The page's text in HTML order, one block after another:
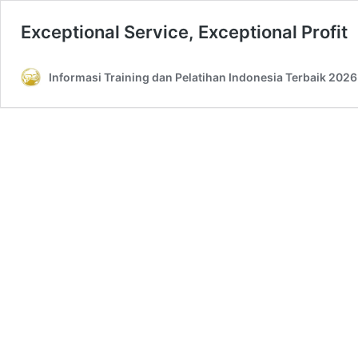
Exceptional Service, Exceptional Profit
Informasi Training dan Pelatihan Indonesia Terbaik 2026